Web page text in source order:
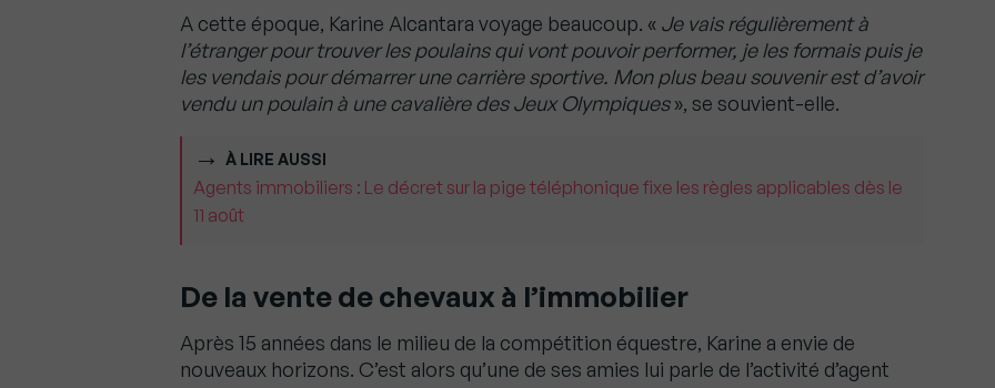
A cette époque, Karine Alcantara voyage beaucoup. « Je vais régulièrement à
l’étranger pour trouver les poulains qui vont pouvoir performer, je les formais puis je
les vendais pour démarrer une carrière sportive. Mon plus beau souvenir est d’avoir
vendu un poulain à une cavalière des Jeux Olympiques», se souvient-elle.
À LIRE AUSSI
Agents immobiliers : Le décret sur la pige téléphonique fixe les règles applicables dès le
11 août
De la vente de chevaux à l’immobilier
Après 15 années dans le milieu de la compétition équestre, Karine a envie de
nouveaux horizons. C’est alors qu’une de ses amies lui parle de l’activité d’agent